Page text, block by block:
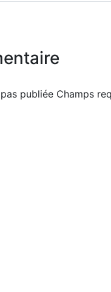
publiée Champs